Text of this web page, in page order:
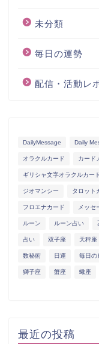
未分類
毎日の運勢
配信・活動レ
DailyMessage Daily
オラクルカード カード
ギリシャ文字オラクルカー
ジオマンシー タロット
フロエナカード メッセ
ルーン ルーン占い
占い 双子座 天秤座
数秘術 日運 毎日の
獅子座 蟹座 蠍座
最近の投稿